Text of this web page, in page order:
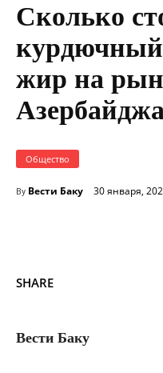
Сколько
жир на
Общество
By Вести Баку 30 января,
SHARE
Вести Баку